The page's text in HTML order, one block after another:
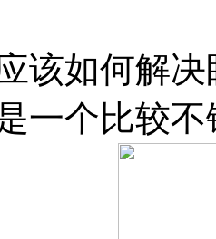
如何解决
一个比较